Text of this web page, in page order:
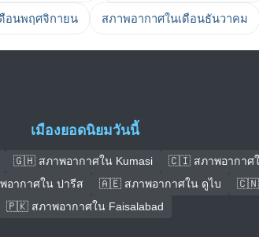
อนพฤศจิกายน สภาพอากาศในเดือนธันวาคม
เมืองยอดนิยมวันนี้
🇬🇭 สภาพอากาศใน Kumasi 🇨🇮 สภาพอากาศ
ากาศใน ปารีส 🇦🇪 สภาพอากาศใน ดูไบ 🇨🇳
🇵🇰 สภาพอากาศใน Faisalabad